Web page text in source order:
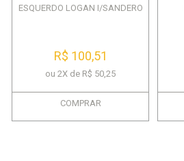
ESQUERDO LOGAN I/SANDERO
R$ 100,51
ou 2X de R$ 50,25
COMPRAR